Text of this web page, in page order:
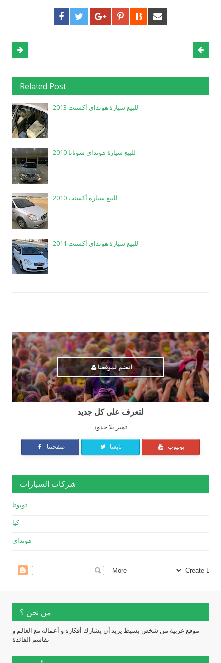
Related Post
للبيع سيارة هونداي أكسنت 2013
للبيع سيارة هونداي سوناتا 2010
للبيع سيارة أكسنت 2010
للبيع سيارة هونداي أكسنت 2011
انضم لموقعنا
لتعرف على كل جديد
تميز بلا حدود
صفحتنا تابعنا يوتيوب
شركات السيارات
تويوتا
كيا
هونداي
من نحن ؟
موقع عربية من شخص بسيط يريد أن يشارك أفكاره و أعماله مع العالم و
تقاسم الفائدة